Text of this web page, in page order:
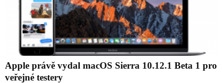
Apple právě vydal macOS Sierra 10.12.1 Beta 1 pro
veřejné testery